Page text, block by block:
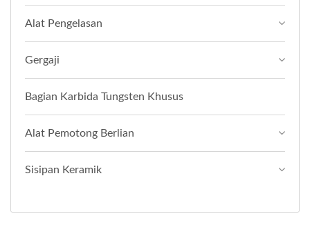
Alat Pengelasan
Gergaji
Bagian Karbida Tungsten Khusus
Alat Pemotong Berlian
Sisipan Keramik